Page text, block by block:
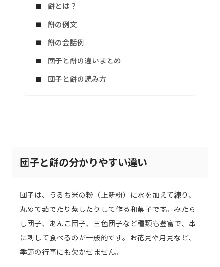
餅とは？
餅の例文
餅の会話例
団子と餅の違いまとめ
団子と餅の読み方
団子と餅の分かりやすい違い
団子は、うるち米の粉（上新粉）に水を加えて練り、
丸めて茹でたり蒸したりして作る和菓子です。みたら
し団子、あんこ団子、三色団子など種類も豊富で、串
に刺して食べるのが一般的です。お花見や月見など、
季節の行事にも欠かせません。